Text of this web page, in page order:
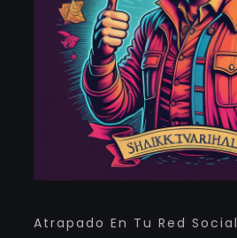
Atrapado En Tu Red Social